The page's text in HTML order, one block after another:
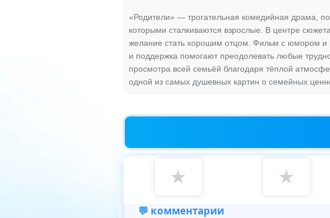
«Родители» — трогательная комедийная драма,
которыми сталкиваются взрослые. В центре
желание стать хорошим отцом. Фильм с юмором и
и поддержка помогают преодолевать любые
просмотра всей семьёй благодаря тёплой
одной из самых душевных картин о семейных
★ ★
💬 комментарии